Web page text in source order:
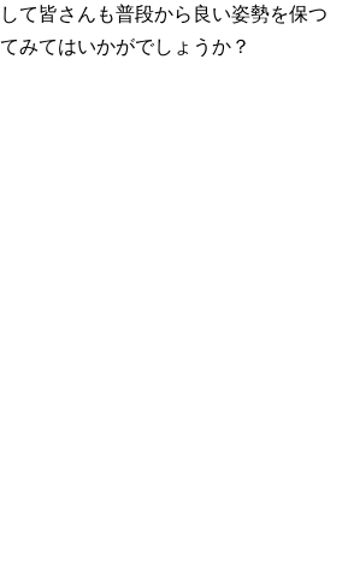
て皆さんも普段から良い姿勢を保つ
みてはいかがでしょうか？